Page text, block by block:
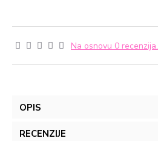
Na osnovu 0 recenzija.
OPIS
RECENZIJE